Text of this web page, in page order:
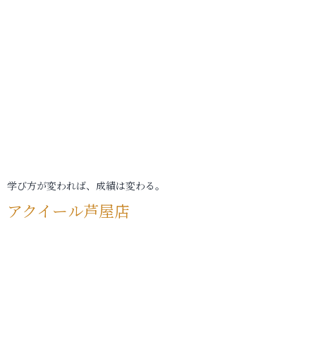
学び方が変われば、成績は変わる。
アクイール芦屋店